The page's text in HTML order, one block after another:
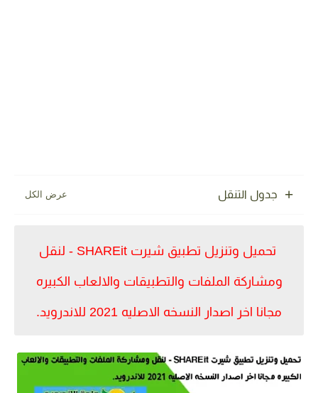
جدول التنقل
تحميل وتنزيل تطبيق شيرت SHAREit - لنقل
ومشاركة الملفات والتطبيقات والالعاب الكبيره
مجانا اخر اصدار النسخه الاصليه 2021 للاندرويد.